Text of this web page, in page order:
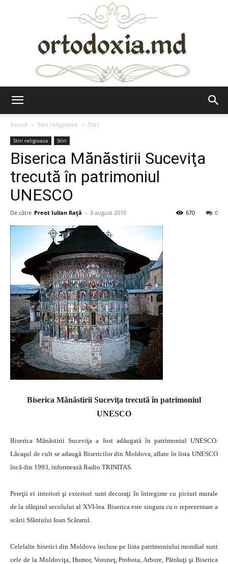
Acasă
Stiri religioase Stiri
Stiri religioase Stiri
Biserica Mănăstirii Suceviţa
trecută în patrimoniul
UNESCO
De către Preot Iulian Raţă - 3 august 2010 0
670
Biserica Mănăstirii Suceviţa trecută în patrimoniul
UNESCO
Biserica Mănăstirii Suceviţa a fost adăugată în patrimoniul UNESCO.
Lăcaşul de cult se adaugă Bisericilor din Moldova, aflate în lista UNESCO
încă din 1993, informează Radio TRINITAS.
Pereţii ei interiori şi exteriori sunt decoraţi în întregime cu picturi murale
de la sfârşitul secolului al XVI-lea. Biserica este singura cu o reprezentare a
scării Sfântului Ioan Scărarul.
Celelalte biserici din Moldova incluse pe lista patrimoniului mondial sunt
cele de la Moldoviţa, Humor, Voroneţ, Probota, Arbore, Pătrăuţi şi Biserica